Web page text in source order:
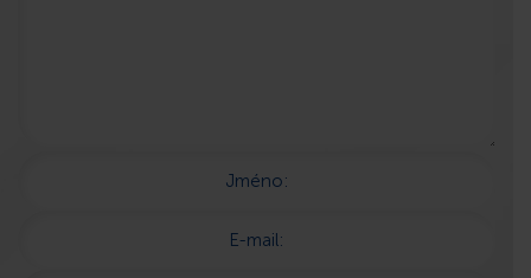
Jméno:
E-mail: